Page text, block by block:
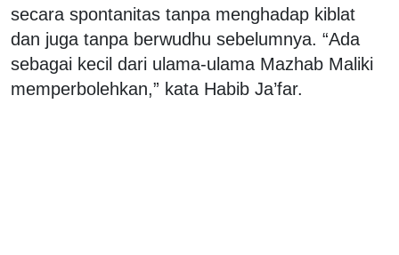
secara spontanitas tanpa menghadap kiblat
dan juga tanpa berwudhu sebelumnya. “Ada
sebagai kecil dari ulama-ulama Mazhab Maliki
memperbolehkan,” kata Habib Ja’far.